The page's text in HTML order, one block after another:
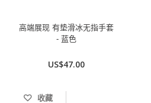
高端展现 有垫滑冰无指手套
- 蓝色
US$47.00
收藏